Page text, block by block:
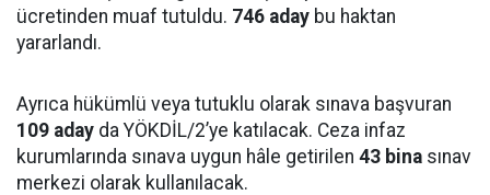
ücretinden muaf tutuldu. 746 aday bu haktan
yararlandı.
Ayrıca hükümlü veya tutuklu olarak sınava başvuran
109 aday da YÖKDİL/2’ye katılacak. Ceza infaz
kurumlarında sınava uygun hâle getirilen 43 bina sınav
merkezi olarak kullanılacak.